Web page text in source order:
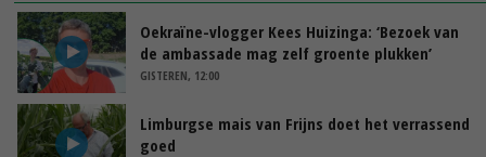
Oekraïne-vlogger Kees Huizinga: ‘Bezoek van
de ambassade mag zelf groente plukken’
GISTEREN, 12:00
Limburgse mais van Frijns doet het verrassend
goed